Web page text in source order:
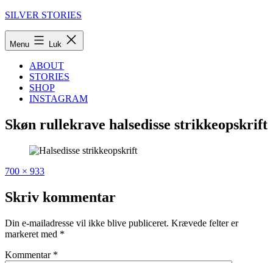
Fortsæt
SILVER STORIES
Menu Luk
ABOUT
STORIES
SHOP
INSTAGRAM
Skøn rullekrave halsedisse strikkeopskrift
Udgivet
Skøn
(og
halsedisse
–
Fuld
700 × 933
Skriv kommentar
Din e-mailadresse vil ikke blive publiceret. Krævede felter er
markeret med *
Kommentar *